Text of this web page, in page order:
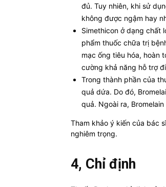
đủ. Tuy nhiên, khi sử
không được ngậm hay
Simethicon ở dạng chất
phẩm thuốc chữa trị
mạc ống tiêu hóa, hoàn
cường khả năng hỗ trợ
Trong thành phần của
quả dứa. Do đó,
quả. Ngoài ra,
Tham khảo ý kiến của bác
nghiêm trọng.
4, Chỉ định